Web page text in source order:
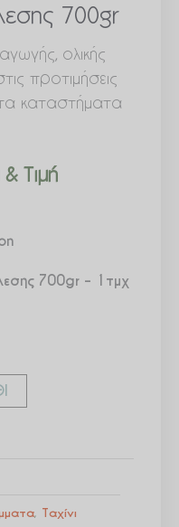
700gr
ολικής
προτιμήσεις
καταστήματα
Τιμή
700gr – 1τμχ
Ταχίνι